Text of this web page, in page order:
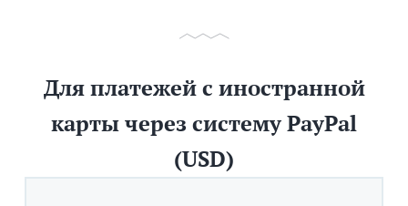
Для платежей с иностранной
карты через систему PayPal
(USD)